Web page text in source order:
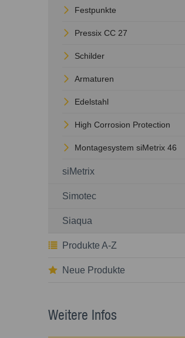
Festpunkte
Pressix CC 27
Schilder
Armaturen
Edelstahl
High Corrosion Protection
Montagesystem siMetrix 46
siMetrix
Simotec
Siaqua
Produkte A-Z
Neue Produkte
Weitere Infos